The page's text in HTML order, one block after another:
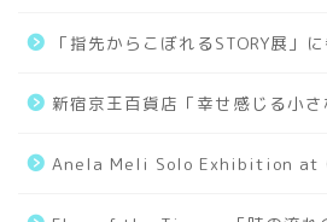
「指先からこぼれるSTORY展」
新宿京王百貨店「幸せ感じる小さ
Anela Meli Solo Exhibition at